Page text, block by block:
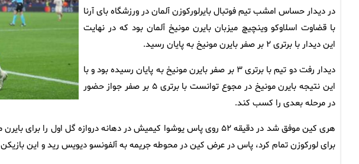
در دیدار حساس امشب تیم فوتبال بایرلورکوزن آلمان در ورزشگاه بای آرنا
با قضاوت اسلاوکو وینچیچ میزبان بایرن مونیخ آلمان بود که در نهایت
این دیدار با برتری ۲ بر صفر بایرن مونیخ به پایان رسید.
دیدار رفت دو تیم با برتری ۳ بر صفر بایرن مونیخ به پایان رسیده بود و با
این نتیجه بایرن مونیخ در مجوع توانست با برتری ۵ بر صفر جواز حضور
در مرحله بعدی را کسب کند.
برای لورکوزن تمام کرد، پاس در عرض کین در محوطه جریمه به آلفونسو دیویس رید و این بازیکن